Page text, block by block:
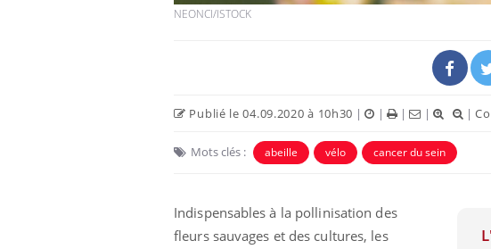
NEONCI/ISTOCK
Publié le 04.09.2020 à 10h30 | | | | |
Mots clés : abeille vélo cancer du sein
Indispensables à la pollinisation des
fleurs sauvages et des cultures, les